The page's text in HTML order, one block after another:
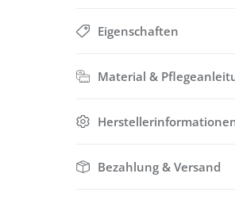
Eigenschaften
Material &
Bezahlung & Versand